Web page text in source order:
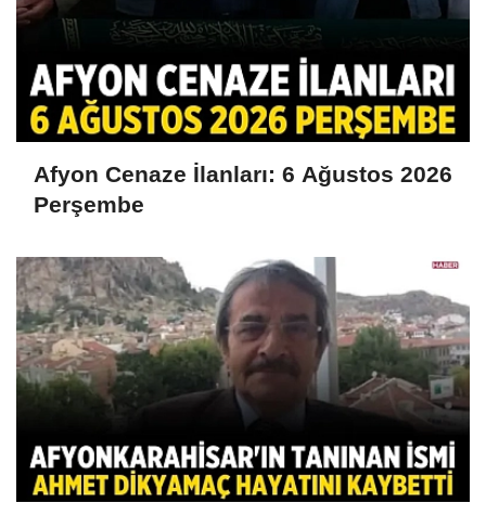
Afyon Cenaze İlanları: 6 Ağustos 2026
Perşembe